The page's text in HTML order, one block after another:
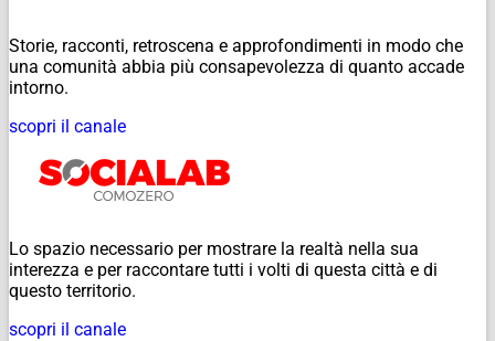
Storie, racconti, retroscena e approfondimenti in modo che
una comunità abbia più consapevolezza di quanto accade
intorno.
scopri il canale
Lo spazio necessario per mostrare la realtà nella sua
interezza e per raccontare tutti i volti di questa città e di
questo territorio.
scopri il canale